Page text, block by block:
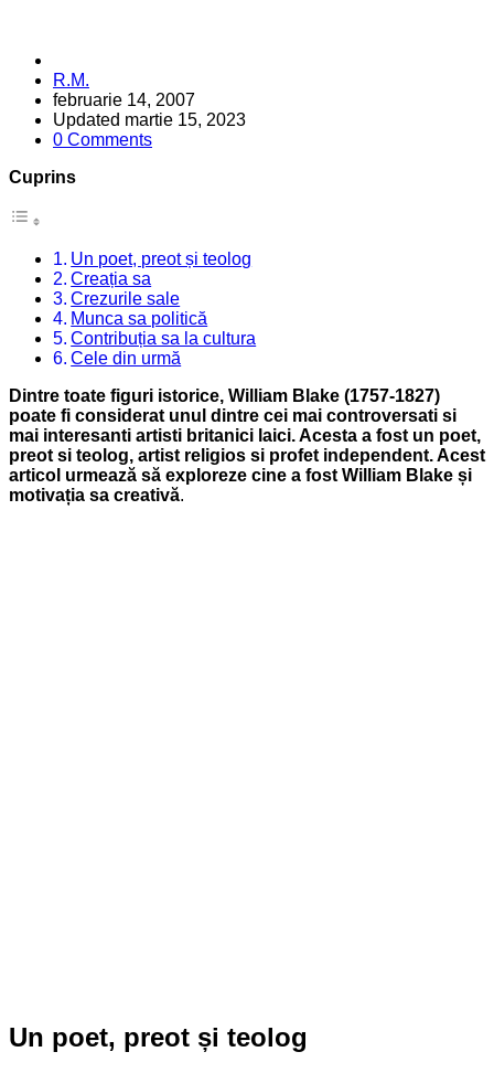
Posted
by
R.M.
februarie 14, 2007
Updated martie 15, 2023
0 Comments
Cuprins
Un poet, preot și teolog
Creația sa
Crezurile sale
Munca sa politică
Contribuția sa la cultura
Cele din urmă
Dintre toate figuri istorice, William Blake (1757-1827)
poate fi considerat unul dintre cei mai controversati si
mai interesanti artisti britanici laici. Acesta a fost un poet,
preot si teolog, artist religios si profet independent. Acest
articol urmează să exploreze cine a fost William Blake și
motivația sa creativă.
Un poet, preot și teolog